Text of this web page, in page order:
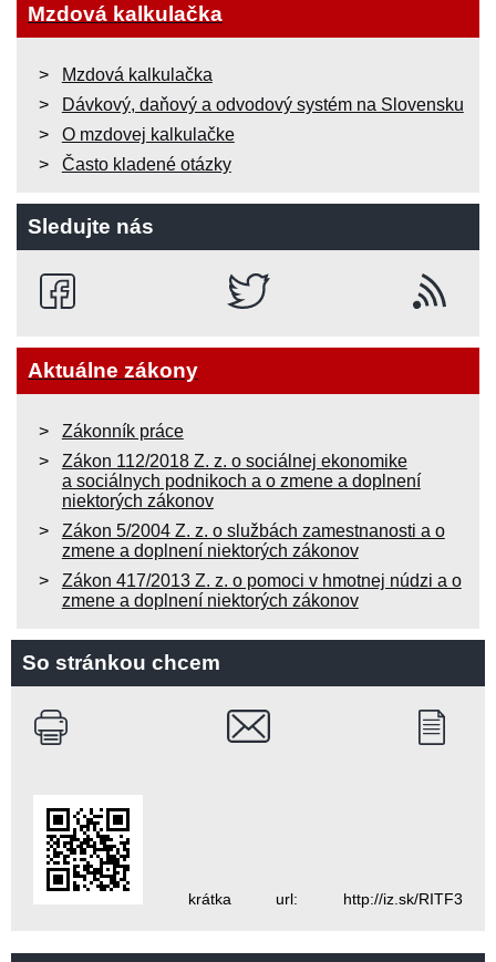
Mzdová kalkulačka
Mzdová kalkulačka
Dávkový, daňový a odvodový systém na Slovensku
O mzdovej kalkulačke
Často kladené otázky
Sledujte nás
Aktuálne zákony
Zákonník práce
Zákon 112/2018 Z. z. o sociálnej ekonomike
a sociálnych podnikoch a o zmene a doplnení
niektorých zákonov
Zákon 5/2004 Z. z. o službách zamestnanosti a o
zmene a doplnení niektorých zákonov
Zákon 417/2013 Z. z. o pomoci v hmotnej núdzi a o
zmene a doplnení niektorých zákonov
So stránkou chcem
krátka url: http://iz.sk/RITF3